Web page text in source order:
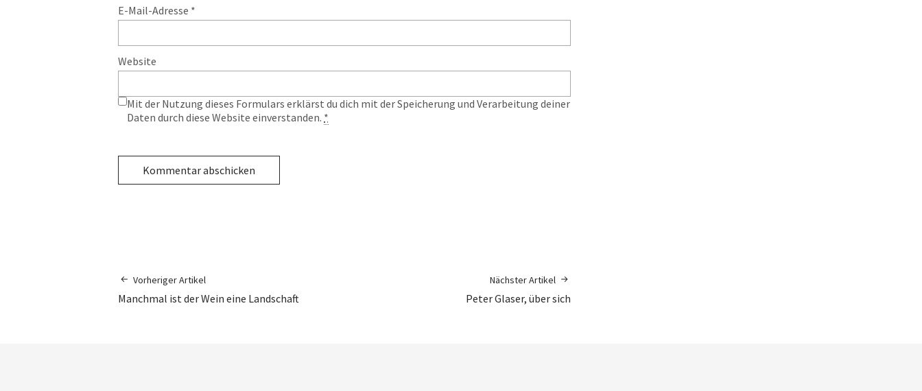
E-Mail-Adresse *
Website
Mit der Nutzung dieses Formulars erklärst du dich mit der Speicherung und Verarbeitung deiner
Daten durch diese Website einverstanden. *
Vorheriger Artikel
Manchmal ist der Wein eine Landschaft
Nächster Artikel
Peter Glaser, über sich